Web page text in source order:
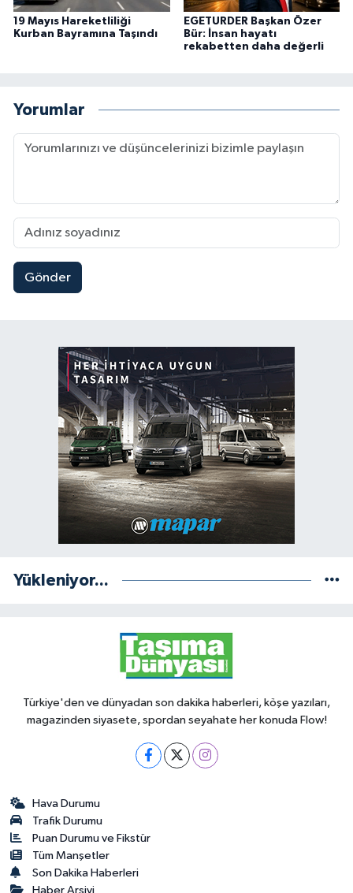
19 Mayıs Hareketliliği
Kurban Bayramına Taşındı
EGETURDER Başkan Özer
Bür: İnsan hayatı
rekabetten daha değerli
Yorumlar
Gönder
Yükleniyor...
Türkiye'den ve dünyadan son dakika haberleri, köşe yazıları,
magazinden siyasete, spordan seyahate her konuda Flow!
Hava Durumu
Trafik Durumu
Puan Durumu ve Fikstür
Tüm Manşetler
Son Dakika Haberleri
Haber Arşivi